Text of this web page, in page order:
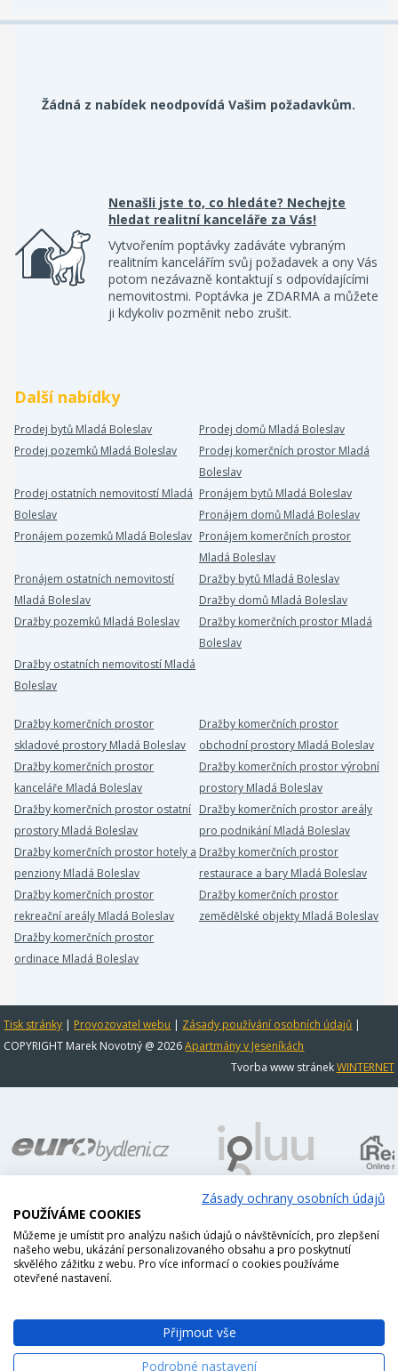
Žádná z nabídek neodpovídá Vašim požadavkům.
Nenašli jste to, co hledáte? Nechejte
hledat realitní kanceláře za Vás!
Vytvořením poptávky zadáváte vybraným
realitním kancelářím svůj požadavek a ony Vás
potom nezávazně kontaktují s odpovídajícími
nemovitostmi. Poptávka je ZDARMA a můžete
ji kdykoliv pozměnit nebo zrušit.
Další nabídky
Prodej bytů Mladá Boleslav
Prodej domů Mladá Boleslav
Prodej pozemků Mladá Boleslav
Prodej komerčních prostor Mladá
Boleslav
Prodej ostatních nemovitostí Mladá
Boleslav
Pronájem bytů Mladá Boleslav
Pronájem domů Mladá Boleslav
Pronájem pozemků Mladá Boleslav Pronájem komerčních prostor
Mladá Boleslav
Pronájem ostatních nemovitostí
Mladá Boleslav
Dražby bytů Mladá Boleslav
Dražby domů Mladá Boleslav
Dražby pozemků Mladá Boleslav
Dražby komerčních prostor Mladá
Boleslav
Dražby ostatních nemovitostí Mladá
Boleslav
Dražby komerčních prostor
skladové prostory Mladá Boleslav
Dražby komerčních prostor
obchodní prostory Mladá Boleslav
Dražby komerčních prostor
kanceláře Mladá Boleslav
Dražby komerčních prostor výrobní
prostory Mladá Boleslav
Dražby komerčních prostor ostatní
prostory Mladá Boleslav
Dražby komerčních prostor areály
pro podnikání Mladá Boleslav
Dražby komerčních prostor hotely a
penziony Mladá Boleslav
Dražby komerčních prostor
restaurace a bary Mladá Boleslav
Dražby komerčních prostor
rekreační areály Mladá Boleslav
Dražby komerčních prostor
zemědělské objekty Mladá Boleslav
Dražby komerčních prostor
ordinace Mladá Boleslav
Tisk stránky | Provozovatel webu | Zásady používání osobních údajů |
COPYRIGHT Marek Novotný @ 2026Apartmány v Jeseníkách
Tvorba www stránekWINTERNET
Zásady ochrany osobních údajů
POUŽÍVÁME COOKIES
Můžeme je umístit pro analýzu našich údajů o návštěvnících, pro zlepšení
našeho webu, ukázání personalizovaného obsahu a pro poskytnutí
skvělého zážitku z webu. Pro více informací o cookies používáme
otevřené nastavení.
Přijmout vše
Podrobné nastavení